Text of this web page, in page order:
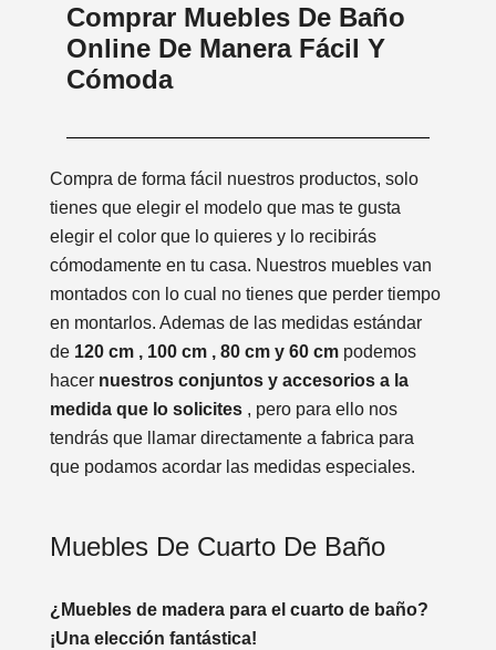
Comprar Muebles De Baño
Online De Manera Fácil Y
Cómoda
Compra de forma fácil nuestros productos, solo
tienes que elegir el modelo que mas te gusta
elegir el color que lo quieres y lo recibirás
cómodamente en tu casa. Nuestros muebles van
montados con lo cual no tienes que perder tiempo
en montarlos. Ademas de las medidas estándar
de 120 cm , 100 cm , 80 cm y 60 cm podemos
hacer nuestros conjuntos y accesorios a la
medida que lo solicites , pero para ello nos
tendrás que llamar directamente a fabrica para
que podamos acordar las medidas especiales.
Muebles De Cuarto De Baño
¿Muebles de madera para el cuarto de baño?
¡Una elección fantástica!